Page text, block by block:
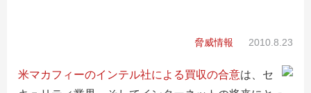
脅威情報 2010.8.23
米マカフィーのインテル社による買収の合意は、セ